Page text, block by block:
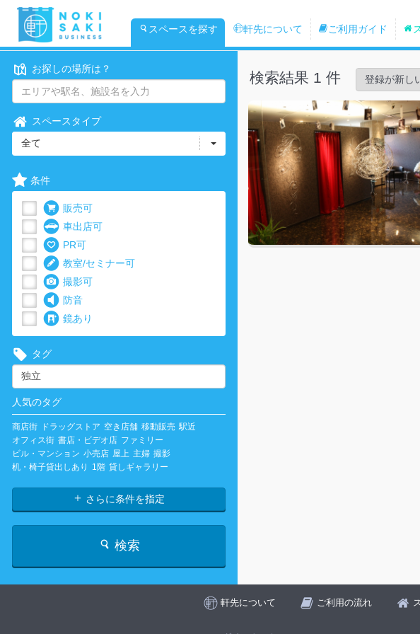
スペースを探す 軒先について ご利用ガイド
お探しの場所は？
スペースタイプ
全て
条件
販売可
車出店可
PR可
教室/セミナー可
撮影可
防音
鏡あり
タグ
人気のタグ
商店街 ドラッグストア 空き店舗 移動販売 駅近
オフィス街 書店・ビデオ店 ファミリー
ビル・マンション 小売店 屋上 主婦 撮影
机・椅子貸出しあり
1階 貸しギャラリー
さらに条件を指定
検索
検索結果 1 件
軒先について ご利用の流れ